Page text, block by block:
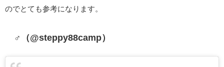
のでとても参考になります。
‍‍♂️（@steppy88camp）